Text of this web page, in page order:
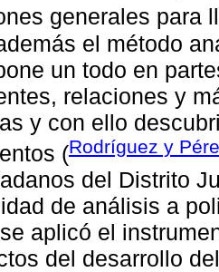
generales para
el método
un todo en
relaciones y
y con ello
(Rodríguez y
del Distrito
de análisis a
aplicó el
del desarrollo